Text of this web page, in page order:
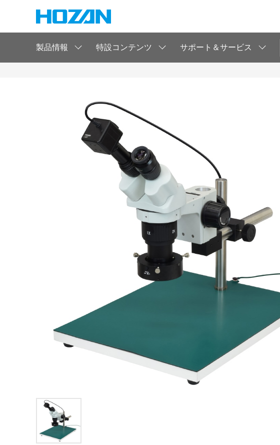
製品情報 特設コンテンツ サポート＆サービス